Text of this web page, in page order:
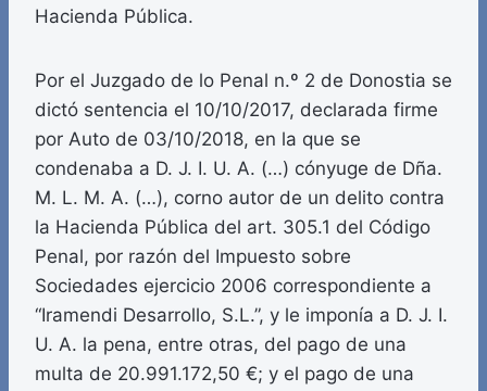
Hacienda Pública.
Por el Juzgado de lo Penal n.º 2 de Donostia se
dictó sentencia el 10/10/2017, declarada firme
por Auto de 03/10/2018, en la que se
condenaba a D. J. I. U. A. (…) cónyuge de Dña.
M. L. M. A. (…), corno autor de un delito contra
la Hacienda Pública del art. 305.1 del Código
Penal, por razón del Impuesto sobre
Sociedades ejercicio 2006 correspondiente a
“Iramendi Desarrollo, S.L.”, y le imponía a D. J. I.
U. A. la pena, entre otras, del pago de una
multa de 20.991.172,50 €; y el pago de una